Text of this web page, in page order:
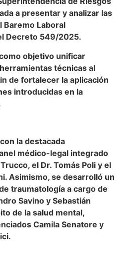
a presentar y analizar las
Baremo Laboral
Decreto 549/2025.
objetivo unificar
técnicas al
de fortalecer la aplicación
introducidas en la
la destacada
médico-legal integrado
el Dr. Tomás Poli y el
Asimismo, se desarrolló un
traumatología a cargo de
Savino y Sebastián
de la salud mental,
Camila Senatore y